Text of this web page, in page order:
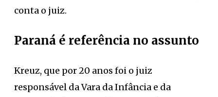
conta o juiz.
Paraná é referência no assunto
Kreuz, que por 20 anos foi o juiz
responsável da Vara da Infância e da